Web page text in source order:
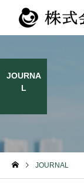
JOURNA
L
JOURNAL